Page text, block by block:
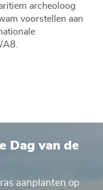
archeoloog
voorstellen aan
Dag van de
aanplanten op